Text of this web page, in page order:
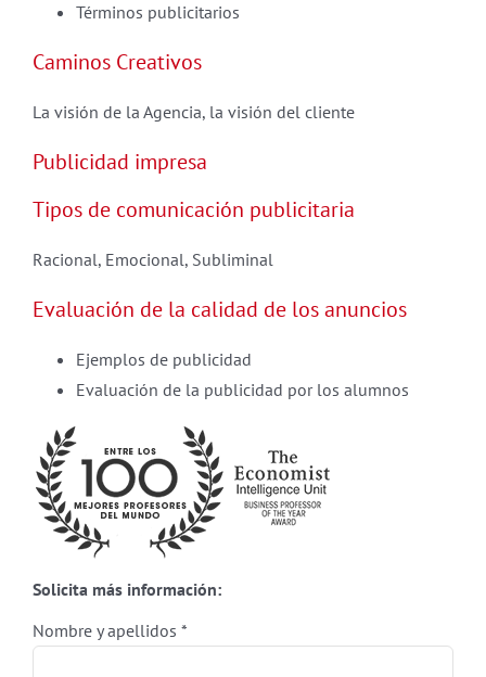
Términos publicitarios
Caminos Creativos
La visión de la Agencia, la visión del cliente
Publicidad impresa
Tipos de comunicación publicitaria
Racional, Emocional, Subliminal
Evaluación de la calidad de los anuncios
Ejemplos de publicidad
Evaluación de la publicidad por los alumnos
Solicita más información:
Nombre y apellidos *